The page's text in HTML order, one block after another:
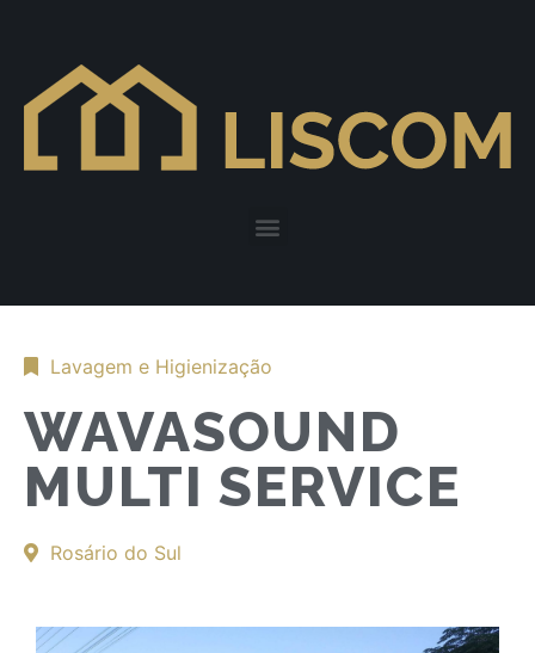
Lavagem e Higienização
WAVASOUND
MULTI SERVICE
Rosário do Sul